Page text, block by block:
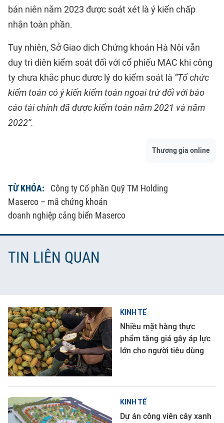
bán niên năm 2023 được soát xét là ý kiến chấp
nhận toàn phần.
Tuy nhiên, Sở Giao dịch Chứng khoán Hà Nội vẫn
duy trì diện kiểm soát đối với cổ phiếu MAC khi công
ty chưa khắc phục được lý do kiểm soát là “Tổ chức
kiểm toán có ý kiến kiểm toán ngoại trừ đối với báo
cáo tài chính đã được kiểm toán năm 2021 và năm
2022”.
Thương gia online
TỪ KHÓA:
Công ty Cổ phần Quỹ TM Holding
Maserco – mã chứng khoán
doanh nghiệp cảng biển Maserco
TIN LIÊN QUAN
KINH TẾ
Nhiều mặt hàng thực
phẩm tăng giá gây áp lực
lớn cho người tiêu dùng
KINH TẾ
Dự án công viên cây xanh